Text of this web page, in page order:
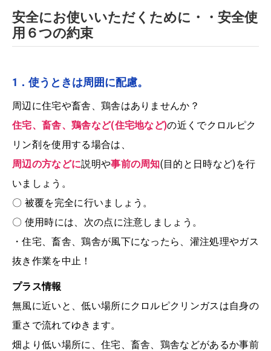
安全にお使いいただくために・・安全使
用６つの約束
1．使うときは周囲に配慮。
周辺に住宅や畜舎、鶏舎はありませんか？
住宅、畜舎、鶏舎など(住宅地など)の近くでクロルピク
リン剤を使用する場合は、
周辺の方などに説明や事前の周知(目的と日時など)を行
いましょう。
〇 被覆を完全に行いましょう。
〇 使用時には、次の点に注意しましょう。
・住宅、畜舎、鶏舎が風下になったら、灌注処理やガス
抜き作業を中止！
プラス情報
無風に近いと、低い場所にクロルピクリンガスは自身の
重さで流れてゆきます。
畑より低い場所に、住宅、畜舎、鶏舎などがあるか事前